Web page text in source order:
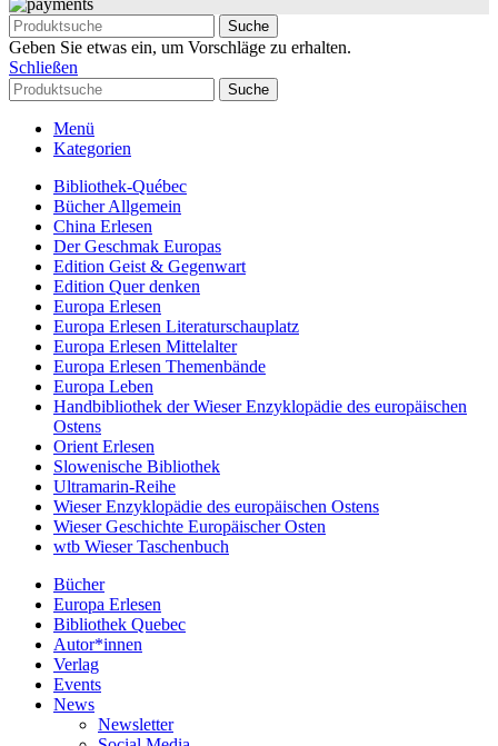
Suche
Geben Sie etwas ein, um Vorschläge zu erhalten.
Schließen
Suche
Menü
Kategorien
Bibliothek-Québec
Bücher Allgemein
China Erlesen
Der Geschmak Europas
Edition Geist & Gegenwart
Edition Quer denken
Europa Erlesen
Europa Erlesen Literaturschauplatz
Europa Erlesen Mittelalter
Europa Erlesen Themenbände
Europa Leben
Handbibliothek der Wieser Enzyklopädie des europäischen
Ostens
Orient Erlesen
Slowenische Bibliothek
Ultramarin-Reihe
Wieser Enzyklopädie des europäischen Ostens
Wieser Geschichte Europäischer Osten
wtb Wieser Taschenbuch
Bücher
Europa Erlesen
Bibliothek Quebec
Autor*innen
Verlag
Events
News
Newsletter